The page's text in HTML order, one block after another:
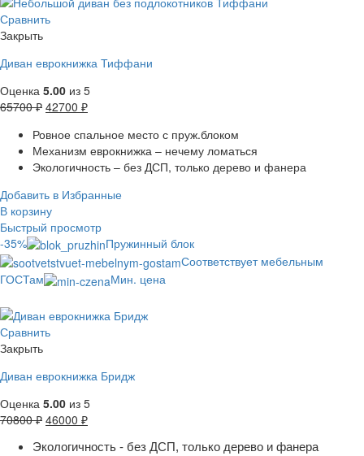
Сравнить
Закрыть
Диван еврокнижка Тиффани
Оценка 5.00 из 5
65700₽ 42700 ₽
Ровное спальное место с пруж.блоком
Механизм еврокнижка – нечему ломаться
Экологичность – без ДСП, только дерево и фанера
Добавить в Избранные
В корзину
Быстрый просмотр
-35%
Пружинный блок
Соответствует мебельным
ГОСТам
Мин. цена
Сравнить
Закрыть
Диван еврокнижка Бридж
Оценка 5.00 из 5
70800₽ 46000 ₽
Экологичность - без ДСП, только дерево и фанера